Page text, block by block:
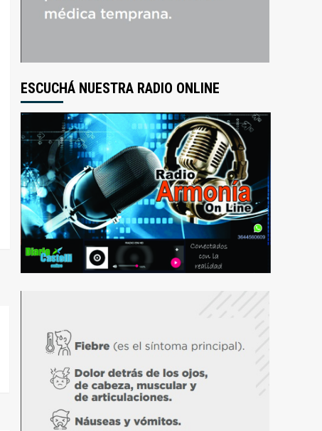
ESCUCHÁ NUESTRA RADIO ONLINE